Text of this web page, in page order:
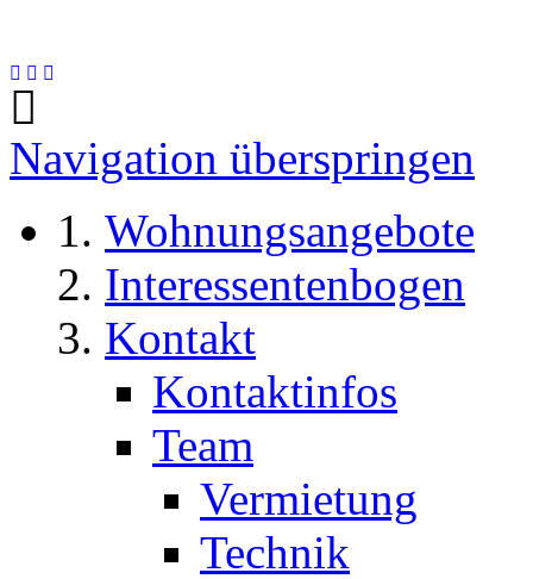
Navigation überspringen
Wohnungsangebote
Interessentenbogen
Kontakt
Kontaktinfos
Team
Vermietung
Technik